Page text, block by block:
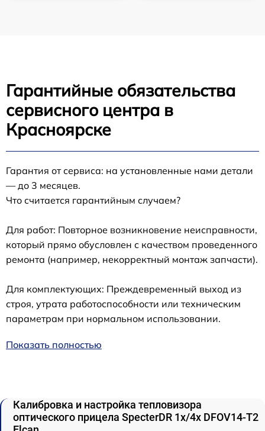
Гарантийные обязательства
сервисного центра в
Красноярске
Гарантия от сервиса: на установленные нами детали
— до 3 месяцев.
Что считается гарантийным случаем?
Для работ: Повторное возникновение неисправности,
который прямо обусловлен с качеством проведенного
ремонта (например, некорректный монтаж запчасти).
Для комплектующих: Преждевременный выход из
строя, утрата работоспособности или техническим
параметрам при нормальном использовании.
Показать полностью
Калибровка и настройка тепловизора
оптического прицела SpecterDR 1x/4x DFOV14-T2